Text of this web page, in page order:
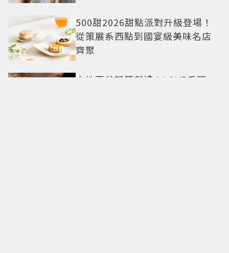
500甜2026甜點派對升級登場！
從策展系西點到國宴級美味名店
齊聚
卡地亞父親節獻禮！LOVE手環、